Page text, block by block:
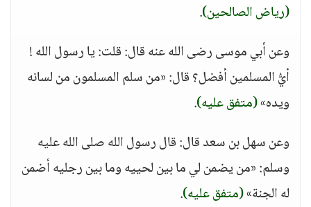
(رياض الصالحين).
وعن أبي موسى رضى الله عنه قال: قلت: يا رسول الله !
أيُّ المسلمين أفضل؟ قال: «من سلم المسلمون من لسانه
ويده»(متفق عليه).
وعن سهل بن سعد قال: قال رسول الله صلى الله عليه
وسلم: «من يضمن لي ما بين لحييه وما بين رجليه أضمن
له الجنة»(متفق عليه).